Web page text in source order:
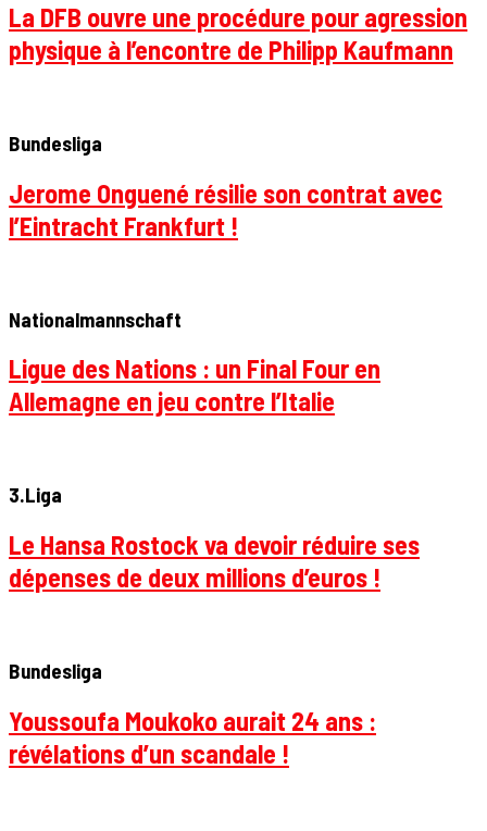
La DFB ouvre une procédure pour agression
physique à l’encontre de Philipp Kaufmann
Bundesliga
Jerome Onguené résilie son contrat avec
l’Eintracht Frankfurt !
Nationalmannschaft
Ligue des Nations : un Final Four en
Allemagne en jeu contre l’Italie
3.Liga
Le Hansa Rostock va devoir réduire ses
dépenses de deux millions d’euros !
Bundesliga
Youssoufa Moukoko aurait 24 ans :
révélations d’un scandale !